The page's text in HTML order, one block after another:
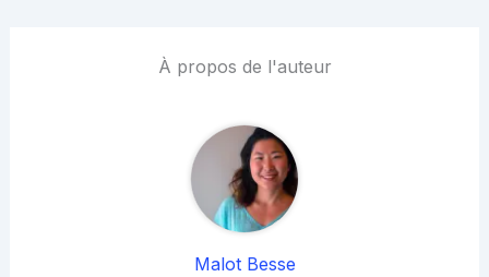
À propos de l'auteur
Malot Besse